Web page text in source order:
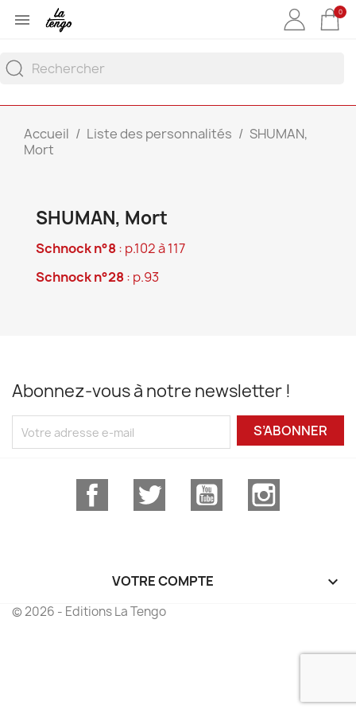
 0
Accueil Liste des personnalités
SHUMAN,
Mort
SHUMAN, Mort
Schnock n°8: p.102 à 117
Schnock n°28: p.93
Abonnez-vous à notre newsletter !
S’ABONNER
Facebook Twitter YouTube
VOTRE COMPTE 
© 2026 - Editions La Tengo